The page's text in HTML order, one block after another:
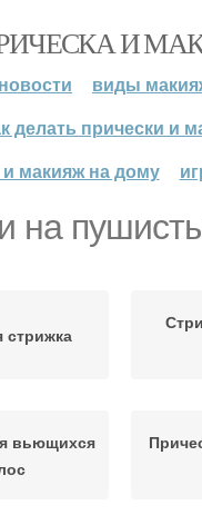
И
новости
виды
делать прически и
и макияж на дому
на
стрижка
вьющихся